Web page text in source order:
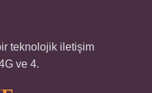
teknolojik iletişim
ve 4.